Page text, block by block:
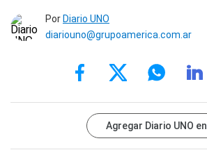
Por Diario UNO
diariouno@grupoamerica.com.ar
Agregar Diario UNO en